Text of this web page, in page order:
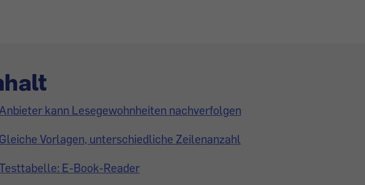
kann Lesegewohnheiten nachverfolgen
Vorlagen, unterschiedliche Zeilenanzahl
E-Book-Reader